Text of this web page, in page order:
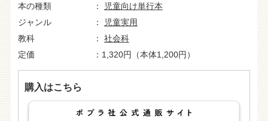
本の種類
児童向け単行本
ジャンル
児童実用
教科
社会科
定価
1,320円（本体1,200円）
購入はこちら